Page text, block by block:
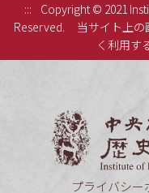
:::
Copyright © 2021
Reserved.
当サイト上
く利用す
プライバシー